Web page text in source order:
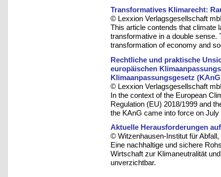
Transformatives Klimarecht:
© Lexxion Verlagsgesellschaft
This article contends that climate
transformative in a double
transformation of economy and
Rechtliche und praktische
europäischen
Klimaanpassungsgesetz
© Lexxion Verlagsgesellschaft
In the context of the European
Regulation (EU) 2018/1999 and
the KAnG came into force on July
Aktuelle Herausforderungen
© Witzenhausen-Institut für
Eine nachhaltige und sichere
Wirtschaft zur Klimaneutralität
unverzichtbar.